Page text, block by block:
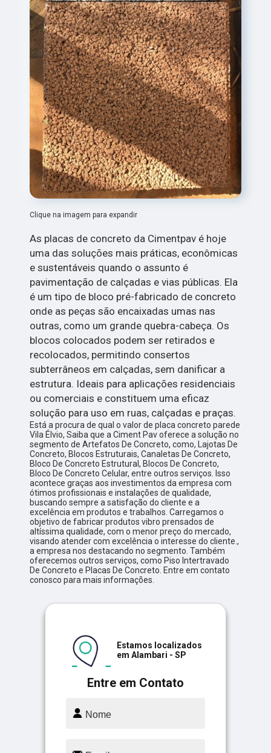
Clique na imagem para expandir
As placas de concreto da Cimentpav é hoje
uma das soluções mais práticas, econômicas
e sustentáveis quando o assunto é
pavimentação de calçadas e vias públicas. Ela
é um tipo de bloco pré-fabricado de concreto
onde as peças são encaixadas umas nas
outras, como um grande quebra-cabeça. Os
blocos colocados podem ser retirados e
recolocados, permitindo consertos
subterrâneos em calçadas, sem danificar a
estrutura. Ideais para aplicações residenciais
ou comerciais e constituem uma eficaz
solução para uso em ruas, calçadas e praças.
Está a procura de qual o valor de placa concreto parede
Vila Élvio, Saiba que a Ciment Pav oferece a solução no
segmento de Artefatos De Concreto, como, Lajotas De
Concreto, Blocos Estruturais, Canaletas De Concreto,
Bloco De Concreto Estrutural, Blocos De Concreto,
Bloco De Concreto Celular, entre outros serviços. Isso
acontece graças aos investimentos da empresa com
ótimos profissionais e instalações de qualidade,
buscando sempre a satisfação do cliente e a
excelência em produtos e trabalhos. Carregamos o
objetivo de fabricar produtos vibro prensados de
altíssima qualidade, com o menor preço do mercado,
visando atender com excelência o interesse do cliente.,
a empresa nos destacando no segmento. Também
oferecemos outros serviços, como Piso Intertravado
De Concreto e Placas De Concreto. Entre em contato
conosco para mais informações.
Entre em Contato
Estamos localizados
em Alambari - SP